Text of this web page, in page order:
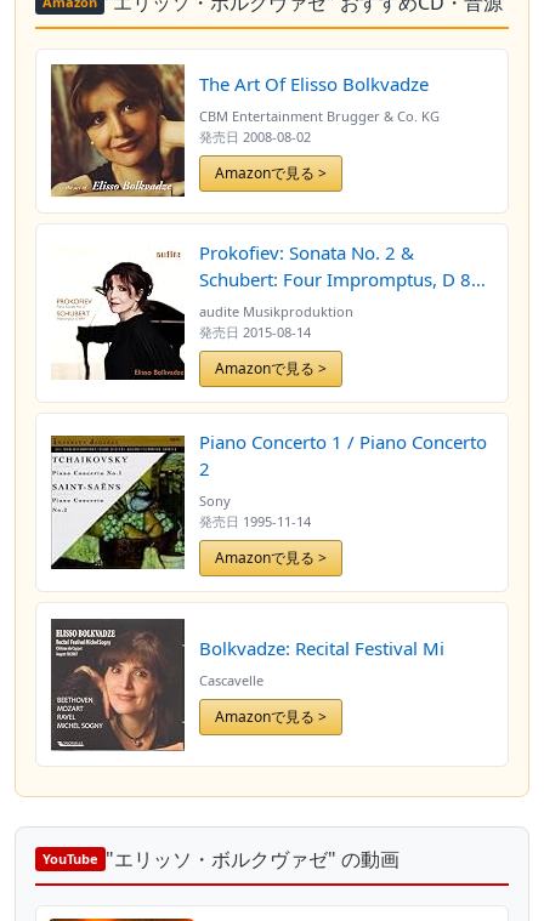
The Art Of Elisso Bolkvadze
CBM Entertainment Brugger & Co. KG
発売日 2008-08-02
Amazonで見る >
Prokofiev: Sonata No. 2 &
Schubert: Four Impromptus, D 899
(Elisso Bolkvadze - Unesco Artist
for Peace)
audite Musikproduktion
発売日 2015-08-14
Amazonで見る >
Piano Concerto 1 / Piano Concerto
2
Sony
発売日 1995-11-14
Amazonで見る >
Bolkvadze: Recital Festival Mi
Cascavelle
Amazonで見る >
YouTube "エリッソ・ボルクヴァゼ" の動画